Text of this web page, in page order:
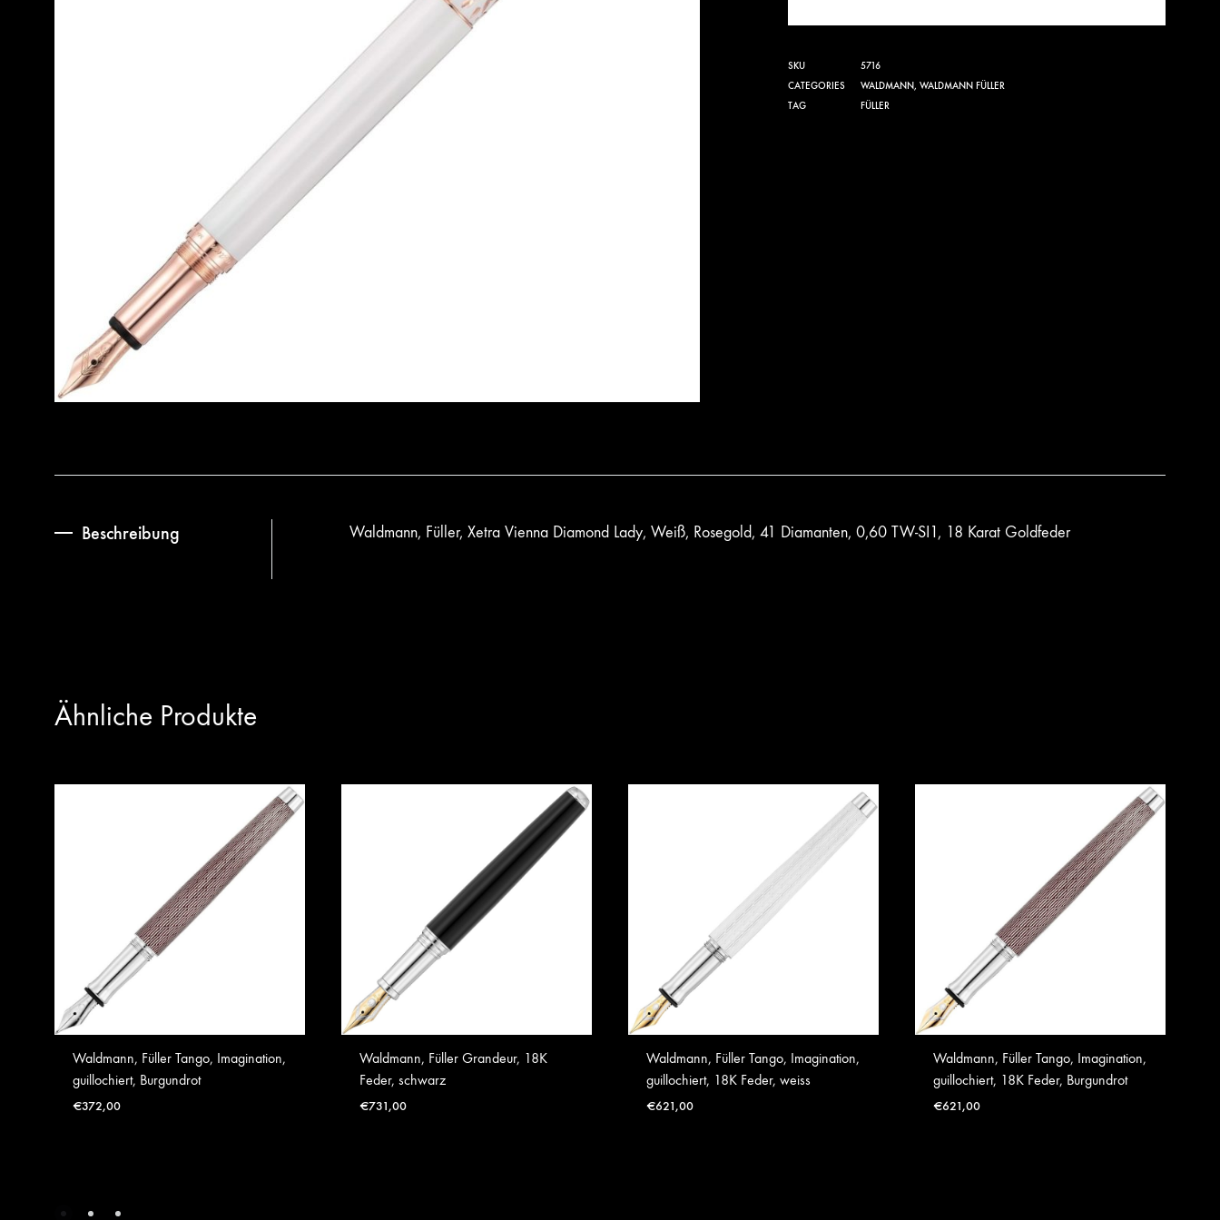
SKU
5716
CATEGORIES
WALDMANN, WALDMANN FÜLLER
TAG
FÜLLER
Beschreibung Waldmann, Füller, Xetra Vienna Diamond Lady, Weiß, Rosegold, 41 Diamanten, 0,60 TW-SI1, 18 Karat Goldfeder
Ähnliche Produkte
Waldmann, Füller Tango, Imagination,
guillochiert, Burgundrot
€372,00
Waldmann, Füller Grandeur, 18K
Feder, schwarz
€731,00
Waldmann, Füller Tango, Imagination,
guillochiert, 18K Feder, weiss
€621,00
Waldmann, Füller Tango, Imagination,
guillochiert, 18K Feder, Burgundrot
€621,00